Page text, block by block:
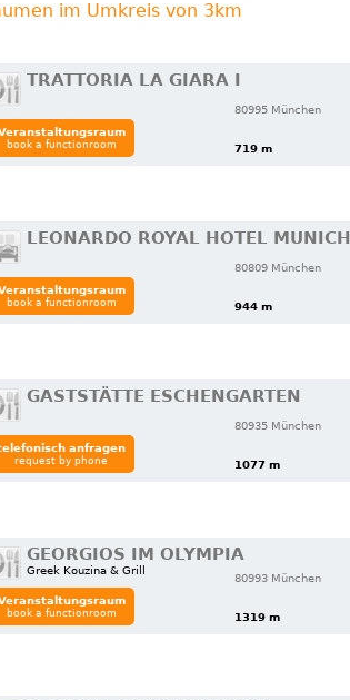
im Umkreis von 3km
TRATTORIA LA GIARA I
80995 München
719 m
book a functionroom
LEONARDO ROYAL HOTEL MUNICH
80809 München
944 m
book a functionroom
GASTSTÄTTE ESCHENGARTEN
80935 München
1077 m
anfragen
request by phone
GEORGIOS IM OLYMPIA
Greek Kouzina & Grill
80993 München
1319 m
book a functionroom